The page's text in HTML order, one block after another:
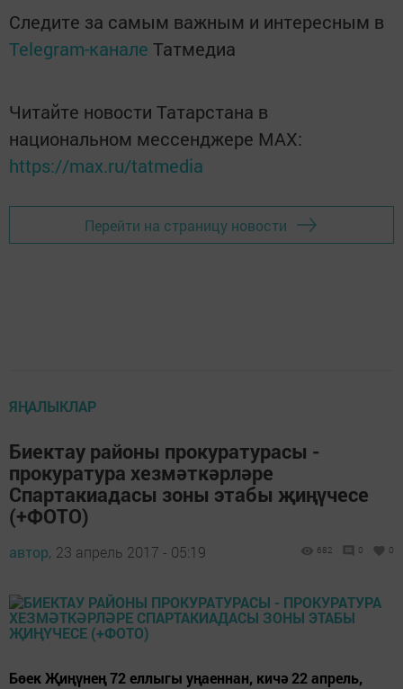
Следите за самым важным и интересным в
Telegram-канале Татмедиа
Читайте новости Татарстана в
национальном мессенджере MАХ:
https://max.ru/tatmedia
Перейти на страницу новости
ЯҢАЛЫКЛАР
Биектау районы прокуратурасы -
прокуратура хезмәткәрләре
Спартакиадасы зоны этабы җиңүчесе
(+ФОТО)
автор, 23 апрель 2017 - 05:19 682 0 0
Бөек Җиңүнең 72 еллыгы уңаеннан, кичә 22 апрель,